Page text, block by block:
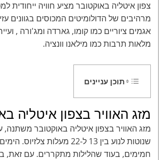
צפון איטליה באוקטובר מציע חוויה ייחודית
מרהיבים של הדולומיטים המכוסים בגוונים
אגמים ציוריים כמו קומו, גארדה ומג'ורה ,
מלאות תרבות כמו מילאנו וונציה.
תוכן עניינים
מזג האוויר בצפון איטליה
מזג האוויר בצפון איטליה באוקטובר
שנוטות לנוע בין 13 ל-22 מעלות
חמימים, בעוד שהלילות מתקררים. עם זאת,